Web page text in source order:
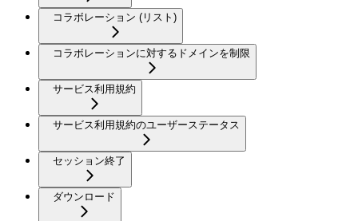
コラボレーション (リスト)
コラボレーションに対するドメインを制限
サービス利用規約
サービス利用規約のユーザーステータス
セッション終了
ダウンロード